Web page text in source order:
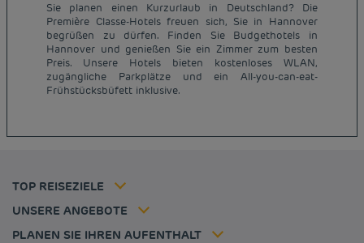
Sie planen einen Kurzurlaub in Deutschland? Die
Première Classe-Hotels freuen sich, Sie in Hannover
begrüßen zu dürfen. Finden Sie Budgethotels in
Hannover und genießen Sie ein Zimmer zum besten
Preis. Unsere Hotels bieten kostenloses WLAN,
zugängliche Parkplätze und ein All-you-can-eat-
Frühstücksbüfett inklusive.
TOP REISEZIELE
Günstige Hotels Paris
Günstige Hotels Hannover
Günstige Hotels Deutschland
Günstige Hotels Frankreich
UNSERE ANGEBOTE
Mitgliedsrate
PLANEN SIE IHREN AUFENTHALT
Impressum
Allgemeine Geschäftsbedingungen
Tax policy
Karriere